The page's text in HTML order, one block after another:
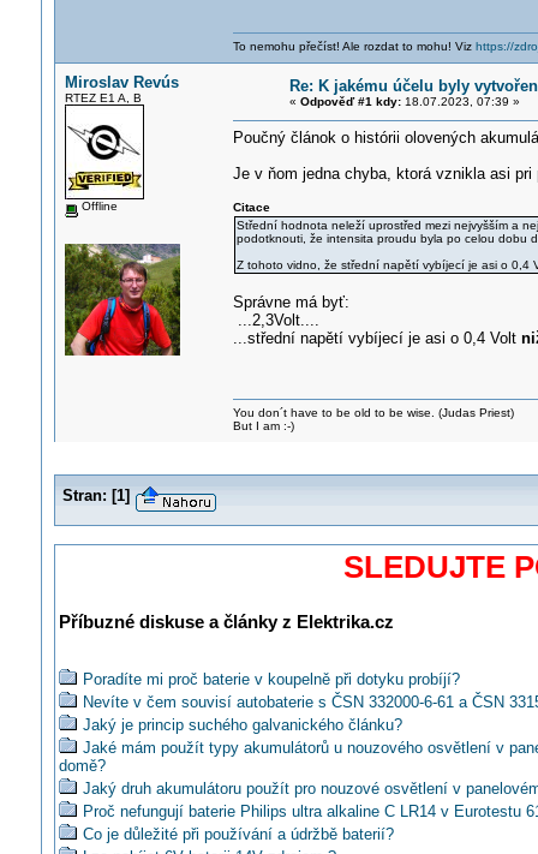
To nemohu přečíst! Ale rozdat to mohu! Viz https://
Miroslav Revús
RTEZ E1 A, B
Offline
Re: K jakému účelu byly
« Odpověď #1 kdy:18.07.2023, 07:39 »
Poučný článok o histórii olovených
Je v ňom jedna chyba, ktorá vznikla asi pri
Citace
Střední hodnota neleží uprostřed mezi nejvyšším a
podotknouti, že intensita proudu byla po celou dobu
Z tohoto vidno, že střední napětí vybíjecí je asi o 0,4
Správne má byť:
...2,3Volt....
...střední napětí vybíjecí je asi o 0,4 Volt
You don´t have to be old to be wise. (Judas Priest)
But I am :-)
Stran: [1]
SLEDUJTE
Příbuzné diskuse a články z Elektrika.cz
Poradíte mi proč baterie v koupelně při dotyku probíjí?
Nevíte v čem souvisí autobaterie s ČSN 332000-6-61 a ČSN
Jaký je princip suchého galvanického článku?
Jaké mám použít typy akumulátorů u nouzového osvětlení v
domě?
Jaký druh akumulátoru použít pro nouzové osvětlení v
Proč nefungují baterie Philips ultra alkaline C LR14 v Eurotestu
Co je důležité při používání a údržbě baterií?